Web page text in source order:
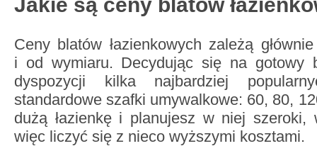
Ceny blatów łazienkowych zależą
i od wymiaru. Decydując się na gotowy
dyspozycji kilka najbardziej
standardowe szafki umywalkowe: 60, 80,
dużą łazienkę i planujesz w niej szeroki,
więc liczyć się z nieco wyższymi kosztami.